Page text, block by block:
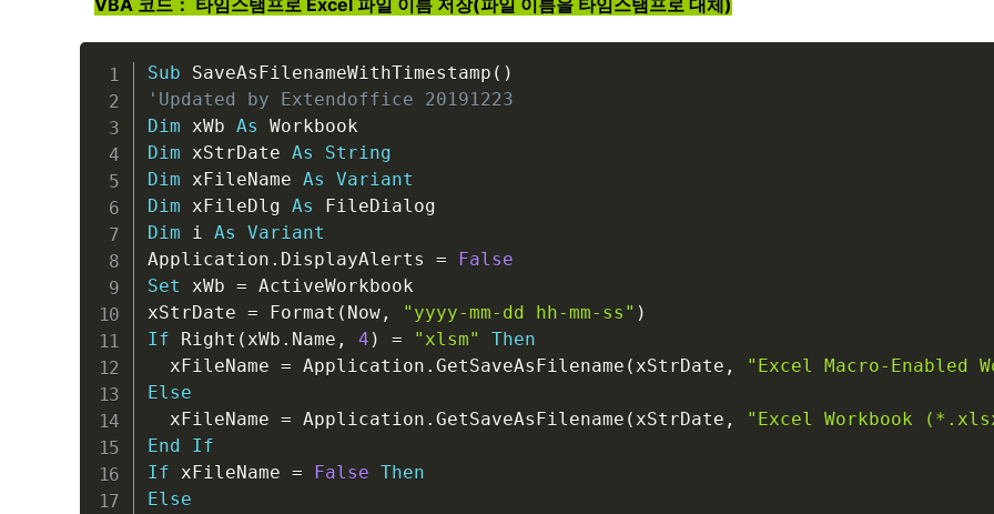
VBA 코드： 타임스탬프로 Excel 파일 이름 저장(파일 이름을 타임스탬프로 대체)
Sub SaveAsFilenameWithTimestamp ( )
'Updated by Extendoffice 20191223
Dim xWb As
Dim xStrDate As
String
Dim xFileName As
Variant
Dim xFileDlg As
Dim i As
Variant
Application . DisplayAlerts =
False
Set xWb = ActiveWorkbook
xStrDate = Format ( Now, "yyyy-mm-dd hh-mm-ss" )
If Right ( xWb . Name , 4 ) = "xlsm"
Then
  xFileName
= Application . GetSaveAsFilename ( xStrDate ,
"Excel Macro-Enabled
Else
  xFileName
= Application . GetSaveAsFilename ( xStrDate ,
"Excel Workbook
End
If
If xFileName = False Then
Else